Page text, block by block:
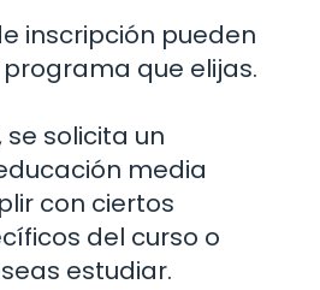
inscripción pueden
que elijas.
solicita un
media
con ciertos
del curso o
estudiar.